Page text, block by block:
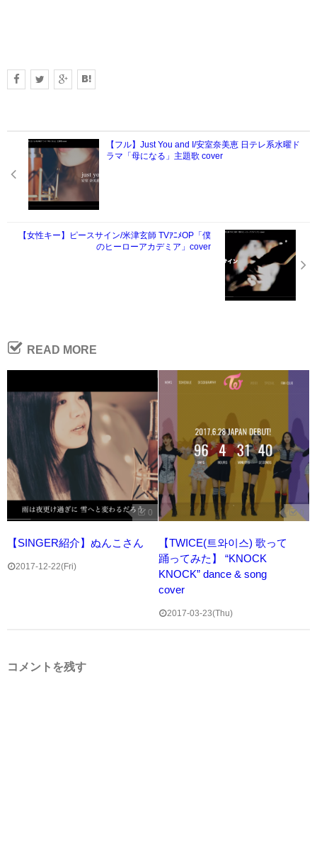
【フル】Just You and I/安室奈美恵 日テレ系水曜ド
ラマ「母になる」主題歌 cover
【女性キー】ピースサイン/米津玄師 TVｱﾆﾒOP「僕
のヒーローアカデミア」cover
READ MORE
0
【SINGER紹介】ぬんこさん
2017-12-22(Fri)
0
【TWICE(트와이스) 歌って
踊ってみた】 “KNOCK
KNOCK” dance & song
cover
2017-03-23(Thu)
コメントを残す